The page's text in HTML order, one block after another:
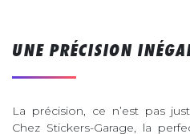
UNE PRÉCISION
La précision, ce n’est pas
Chez Stickers-Garage, la